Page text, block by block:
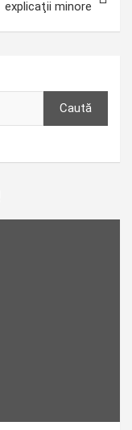
explicaţii minore
Caută